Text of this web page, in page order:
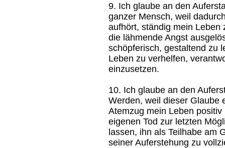
9. Ich glaube an den
ganzer Mensch, weil
aufhört, ständig mein Leben
die lähmende Angst
schöpferisch, gestaltend zu
Leben zu verhelfen,
einzusetzen.
10. Ich glaube an den
Werden, weil dieser Glaube
Atemzug mein Leben
eigenen Tod zur letzten
lassen, ihn als Teilhabe am
seiner Auferstehung zu